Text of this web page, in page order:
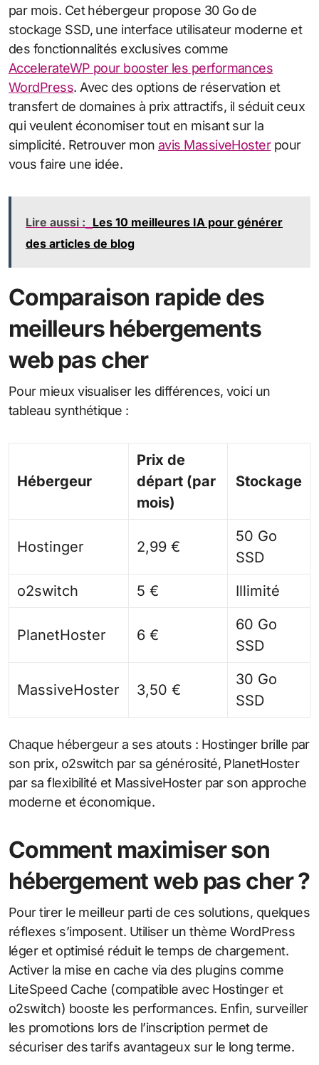
par mois. Cet hébergeur propose 30 Go de
stockage SSD, une interface utilisateur moderne et
des fonctionnalités exclusives comme
AccelerateWP pour booster les performances
WordPress. Avec des options de réservation et
transfert de domaines à prix attractifs, il séduit ceux
qui veulent économiser tout en misant sur la
simplicité. Retrouver mon avis MassiveHosterpour
vous faire une idée.
Lire aussi : Les 10 meilleures IA pour générer
des articles de blog
Comparaison rapide des
meilleurs hébergements
web pas cher
Pour mieux visualiser les différences, voici un
tableau synthétique :
Hébergeur
Prix de
départ (par
mois)
Stockage
Hostinger 2,99 €
50 Go
SSD
o2switch
5 € Illimité
PlanetHoster 6 €
60 Go
SSD
MassiveHoster 3,50 €
30 Go
SSD
Chaque hébergeur a ses atouts : Hostinger brille par
son prix, o2switch par sa générosité, PlanetHoster
par sa flexibilité et MassiveHoster par son approche
moderne et économique.
Comment maximiser son
hébergement web pas cher ?
Pour tirer le meilleur parti de ces solutions, quelques
réflexes s’imposent. Utiliser un thème WordPress
léger et optimisé réduit le temps de chargement.
Activer la mise en cache via des plugins comme
LiteSpeed Cache (compatible avec Hostinger et
o2switch) booste les performances. Enfin, surveiller
les promotions lors de l’inscription permet de
sécuriser des tarifs avantageux sur le long terme.